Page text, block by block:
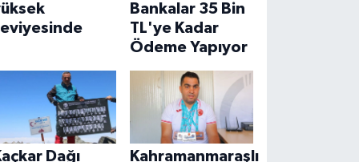
Bankalar 35 Bin
TL'ye Kadar
Ödeme Yapıyor
Dağı Kahramanmaraşlı